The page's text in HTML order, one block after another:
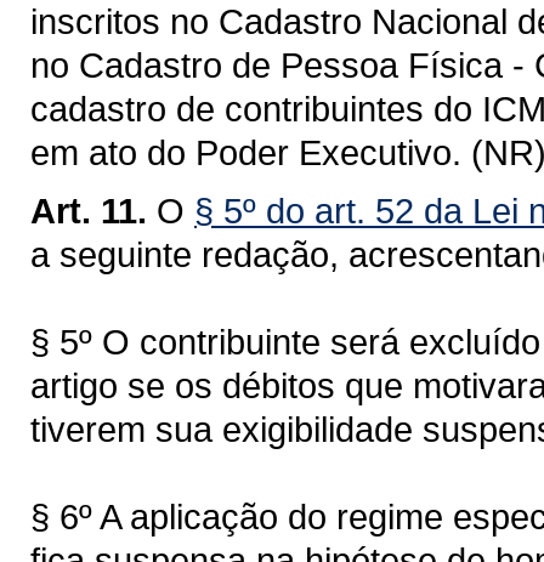
inscritos no Cadastro Nacional
no Cadastro de Pessoa Física -
cadastro de contribuintes do
em ato do Poder Executivo.
Art. 11. O § 5º do art. 52 da Lei
a seguinte redação,
§ 5º O contribuinte será
artigo se os débitos que
tiverem sua exigibilidade
§ 6º A aplicação do regime